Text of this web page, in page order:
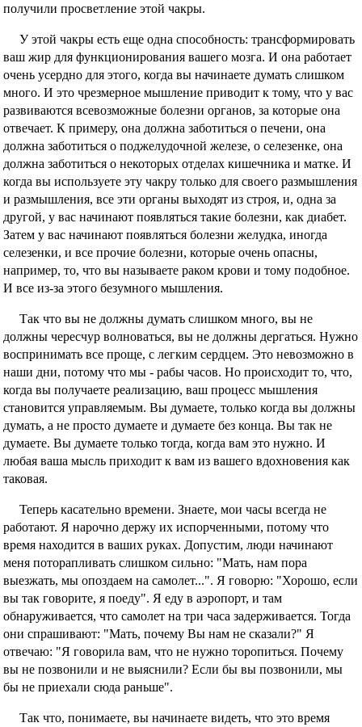
получили просветление этой чакры.
У этой чакры есть еще одна способность: трансформировать
ваш жир для функционирования вашего мозга. И она работает
очень усердно для этого, когда вы начинаете думать слишком
много. И это чрезмерное мышление приводит к тому, что у вас
развиваются всевозможные болезни органов, за которые она
отвечает. К примеру, она должна заботиться о печени, она
должна заботиться о поджелудочной железе, о селезенке, она
должна заботиться о некоторых отделах кишечника и матке. И
когда вы используете эту чакру только для своего размышления
и размышления, все эти органы выходят из строя, и, одна за
другой, у вас начинают появляться такие болезни, как диабет.
Затем у вас начинают появляться болезни желудка, иногда
селезенки, и все прочие болезни, которые очень опасны,
например, то, что вы называете раком крови и тому подобное.
И все из-за этого безумного мышления.
Так что вы не должны думать слишком много, вы не
должны чересчур волноваться, вы не должны дергаться. Нужно
воспринимать все проще, с легким сердцем. Это невозможно в
наши дни, потому что мы - рабы часов. Но происходит то, что,
когда вы получаете реализацию, ваш процесс мышления
становится управляемым. Вы думаете, только когда вы должны
думать, а не просто думаете и думаете без конца. Вы так не
думаете. Вы думаете только тогда, когда вам это нужно. И
любая ваша мысль приходит к вам из вашего вдохновения как
таковая.
Теперь касательно времени. Знаете, мои часы всегда не
работают. Я нарочно держу их испорченными, потому что
время находится в ваших руках. Допустим, люди начинают
меня поторапливать слишком сильно: "Мать, нам пора
выезжать, мы опоздаем на самолет...". Я говорю: "Хорошо, если
вы так говорите, я поеду". Я еду в аэропорт, и там
обнаруживается, что самолет на три часа задерживается. Тогда
они спрашивают: "Мать, почему Вы нам не сказали?" Я
отвечаю: "Я говорила вам, что не нужно торопиться. Почему
вы не позвонили и не выяснили? Если бы вы позвонили, мы
бы не приехали сюда раньше".
Так что, понимаете, вы начинаете видеть, что это время